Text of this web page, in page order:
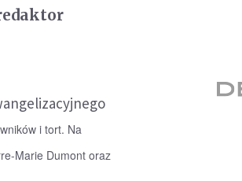
i tort. Na
Marie Dumont oraz